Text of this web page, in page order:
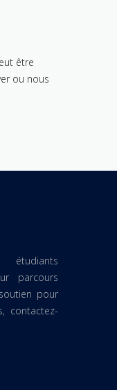
être
ou nous
étudiants
parcours
pour
contactez-